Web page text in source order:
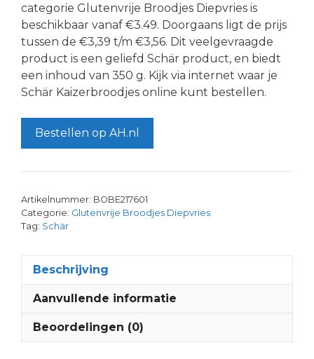
categorie Glutenvrije Broodjes Diepvries is
beschikbaar vanaf €3.49. Doorgaans ligt de prijs
tussen de €3,39 t/m €3,56. Dit veelgevraagde
product is een geliefd Schär product, en biedt
een inhoud van 350 g. Kijk via internet waar je
Schär Kaizerbroodjes online kunt bestellen.
Bestellen op AH.nl
Artikelnummer: BOBE217601
Categorie: Glutenvrije Broodjes Diepvries
Tag: Schär
Beschrijving
Aanvullende informatie
Beoordelingen (0)